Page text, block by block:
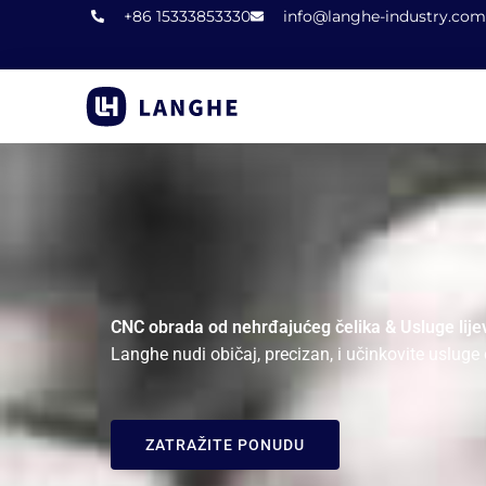
sadržaj
+86 15333853330 info@langhe-industry.com
CNC obrada od nehrđajućeg čelika & Usluge
Langhe nudi običaj, precizan, i učinkovite
ZATRAŽITE PONUDU